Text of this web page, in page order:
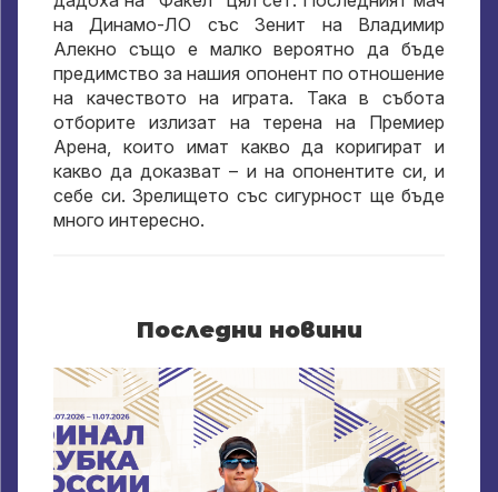
на Динамо-ЛО със Зенит на Владимир
Алекно също е малко вероятно да бъде
предимство за нашия опонент по отношение
на качеството на играта. Така в събота
отборите излизат на терена на Премиер
Арена, които имат какво да коригират и
какво да доказват – и на опонентите си, и
себе си. Зрелището със сигурност ще бъде
много интересно.
Последни новини